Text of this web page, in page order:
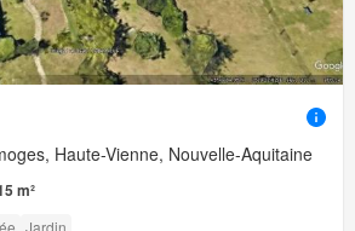
Haute-Vienne, Nouvelle-Aquitaine
m²
Jardin